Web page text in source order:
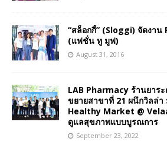
“สล็อกกี้” (Sloggi) จัดงา
(แฟชั่น ทู มูฟ)
August 31, 2016
LAB Pharmacy ร้านยาร
ขยายสาขาที่ 21 ผนึกวิลล่า
Healthy Market @
ดูแลสุขภาพแบบบูรณการ
September 23, 2022